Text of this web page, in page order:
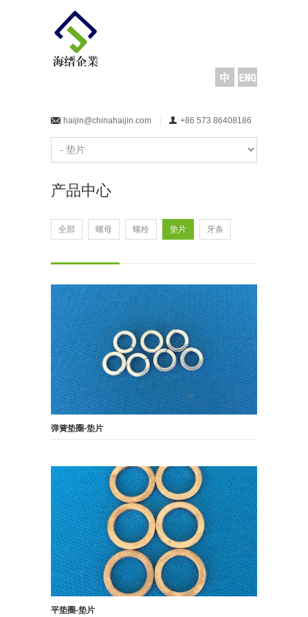
haijin@chinahaijin.com +86 573 86408186
产品中心
全部 螺母 螺栓 垫片 牙条
弹簧垫圈-垫片
平垫圈-垫片